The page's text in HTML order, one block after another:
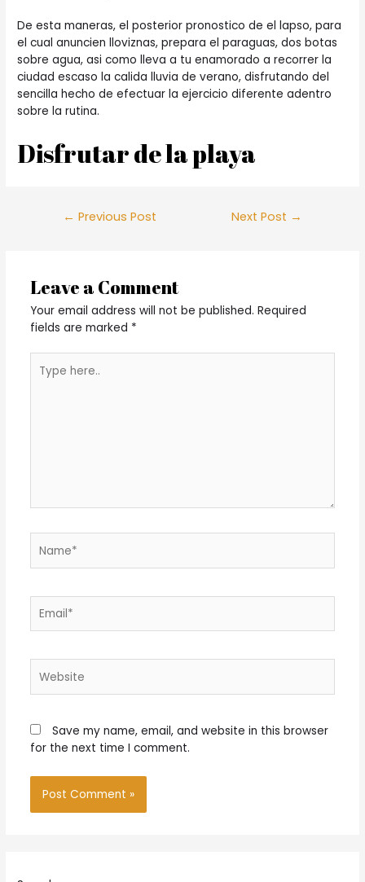
De esta maneras, el posterior pronostico de el lapso, para
el cual anuncien lloviznas, prepara el paraguas, dos botas
sobre agua, asi­ como lleva a tu enamorado a recorrer la
ciudad escaso la calida lluvia de verano, disfrutando del
sencilla hecho de efectuar la ejercicio diferente adentro
sobre la rutina.
Disfrutar de la playa
← Previous Post Next Post →
Leave a Comment
Your email address will not be published. Required
fields are marked *
here..
Save my name, email, and website in this browser
for the next time I comment.